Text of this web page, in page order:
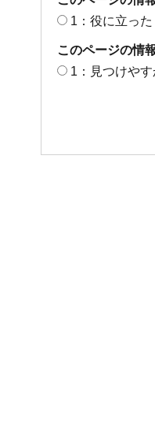
1：役に立った
このページの情
1：見つけやす